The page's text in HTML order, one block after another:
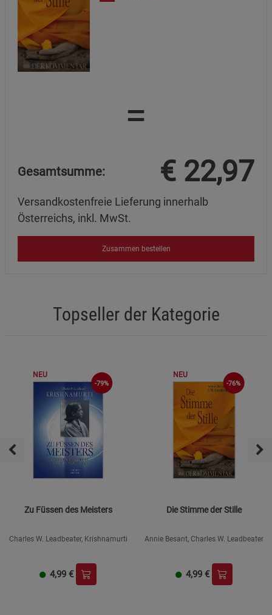
=
Gesamtsumme: € 22,97
Versandkostenfreie Lieferung innerhalb
Österreichs, inkl. MwSt.
Zusammen bestellen
Topseller der Kategorie
NEU
-79%
Zu Füssen des Meisters
Charles W. Leadbeater, Krishnamurti
4,99 €
NEU
-76%
Die Stimme der Stille
Annie Besant, Charles W. Leadbeater
4,99 €